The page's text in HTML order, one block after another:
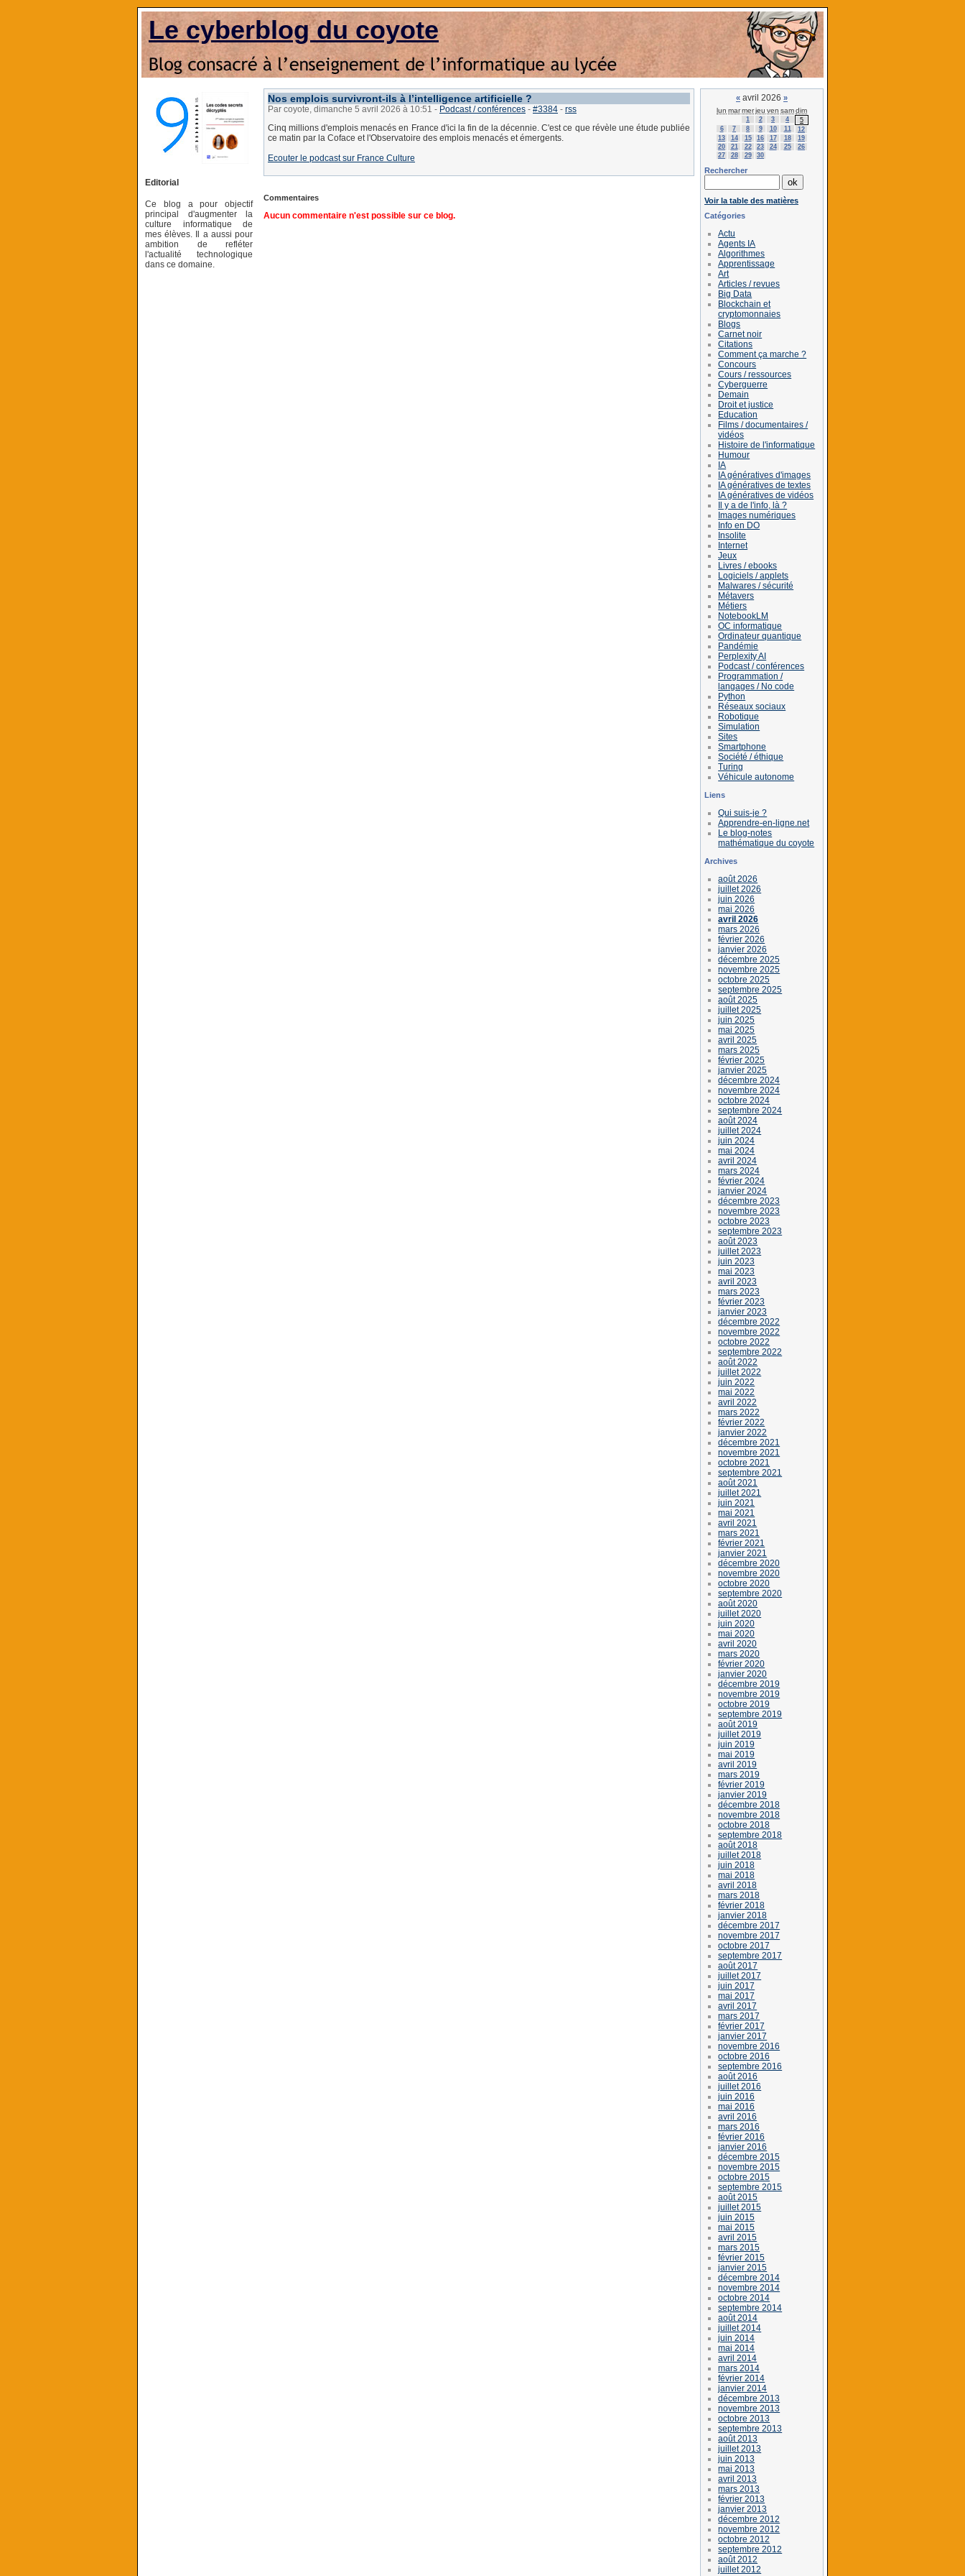
Le cyberblog du coyote
Editorial
Ce blog a pour objectif
principal d'augmenter la
culture informatique de
mes élèves. Il a aussi pour
ambition de refléter
l'actualité technologique
dans ce domaine.
Nos emplois survivront-ils à l’intelligence artificielle ?
Par coyote, dimanche 5 avril 2026 à 10:51 - Podcast / conférences - #3384 - rss
Cinq millions d'emplois menacés en France d'ici la fin de la décennie. C'est ce que révèle une étude publiée
ce matin par la Coface et l'Observatoire des emplois menacés et émergents.
Ecouter le podcast sur France Culture
Commentaires
Aucun commentaire n'est possible sur ce blog.
« avril 2026 »
lun marmerjeu ven samdim
1 2 3 4
5
6
7 8 9 10 11
12
13
14 15 16 17 18
19
20
21 22 23 24 25
26
27
28 29 30
Rechercher
Voir la table des matières
Catégories
Actu
Agents IA
Algorithmes
Apprentissage
Art
Articles / revues
Big Data
Blockchain et
cryptomonnaies
Blogs
Carnet noir
Citations
Comment ça marche ?
Concours
Cours / ressources
Cyberguerre
Demain
Droit et justice
Education
Films / documentaires /
vidéos
Histoire de l'informatique
Humour
IA
IA génératives d'images
IA génératives de textes
IA génératives de vidéos
Il y a de l'info, là ?
Images numériques
Info en DO
Insolite
Internet
Jeux
Livres / ebooks
Logiciels / applets
Malwares / sécurité
Métavers
Métiers
NotebookLM
OC informatique
Ordinateur quantique
Pandémie
Perplexity AI
Podcast / conférences
Programmation /
langages / No code
Python
Réseaux sociaux
Robotique
Simulation
Sites
Smartphone
Société / éthique
Turing
Véhicule autonome
Liens
Qui suis-je ?
Apprendre-en-ligne.net
Le blog-notes
mathématique du coyote
Archives
août 2026
juillet 2026
juin 2026
mai 2026
avril 2026
mars 2026
février 2026
janvier 2026
décembre 2025
novembre 2025
octobre 2025
septembre 2025
août 2025
juillet 2025
juin 2025
mai 2025
avril 2025
mars 2025
février 2025
janvier 2025
décembre 2024
novembre 2024
octobre 2024
septembre 2024
août 2024
juillet 2024
juin 2024
mai 2024
avril 2024
mars 2024
février 2024
janvier 2024
décembre 2023
novembre 2023
octobre 2023
septembre 2023
août 2023
juillet 2023
juin 2023
mai 2023
avril 2023
mars 2023
février 2023
janvier 2023
décembre 2022
novembre 2022
octobre 2022
septembre 2022
août 2022
juillet 2022
juin 2022
mai 2022
avril 2022
mars 2022
février 2022
janvier 2022
décembre 2021
novembre 2021
octobre 2021
septembre 2021
août 2021
juillet 2021
juin 2021
mai 2021
avril 2021
mars 2021
février 2021
janvier 2021
décembre 2020
novembre 2020
octobre 2020
septembre 2020
août 2020
juillet 2020
juin 2020
mai 2020
avril 2020
mars 2020
février 2020
janvier 2020
décembre 2019
novembre 2019
octobre 2019
septembre 2019
août 2019
juillet 2019
juin 2019
mai 2019
avril 2019
mars 2019
février 2019
janvier 2019
décembre 2018
novembre 2018
octobre 2018
septembre 2018
août 2018
juillet 2018
juin 2018
mai 2018
avril 2018
mars 2018
février 2018
janvier 2018
décembre 2017
novembre 2017
octobre 2017
septembre 2017
août 2017
juillet 2017
juin 2017
mai 2017
avril 2017
mars 2017
février 2017
janvier 2017
novembre 2016
octobre 2016
septembre 2016
août 2016
juillet 2016
juin 2016
mai 2016
avril 2016
mars 2016
février 2016
janvier 2016
décembre 2015
novembre 2015
octobre 2015
septembre 2015
août 2015
juillet 2015
juin 2015
mai 2015
avril 2015
mars 2015
février 2015
janvier 2015
décembre 2014
novembre 2014
octobre 2014
septembre 2014
août 2014
juillet 2014
juin 2014
mai 2014
avril 2014
mars 2014
février 2014
janvier 2014
décembre 2013
novembre 2013
octobre 2013
septembre 2013
août 2013
juillet 2013
juin 2013
mai 2013
avril 2013
mars 2013
février 2013
janvier 2013
décembre 2012
novembre 2012
octobre 2012
septembre 2012
août 2012
juillet 2012